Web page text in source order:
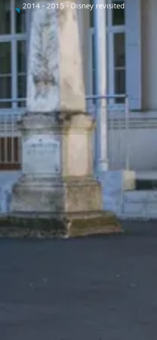
2014 - 2015 - Disney revisited